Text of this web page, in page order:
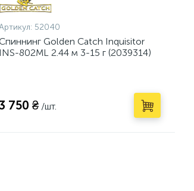
52040
Golden Catch Inquisitor
INS-802ML 2.44 м 3-15 г (2039314)
750 ₴ /шт.